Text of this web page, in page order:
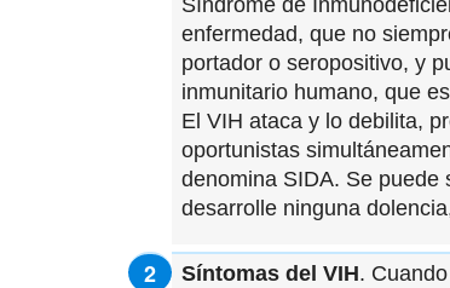
Síndrome de
enfermedad, que no
portador o seropositivo, y
inmunitario humano, que
El VIH ataca y lo debilita,
oportunistas
denomina SIDA. Se puede
desarrolle ninguna
Síntomas del VIH.